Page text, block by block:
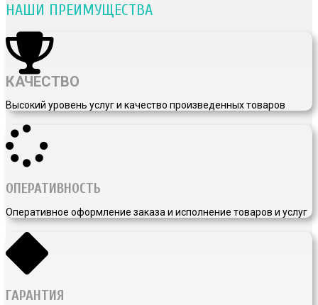
НАШИ ПРЕИМУЩЕСТВА
КАЧЕСТВО
Высокий уровень услуг и качество произведенных товаров
ОПЕРАТИВНОСТЬ
Оперативное оформление заказа и исполнение товаров и услуг
ГАРАНТИЯ